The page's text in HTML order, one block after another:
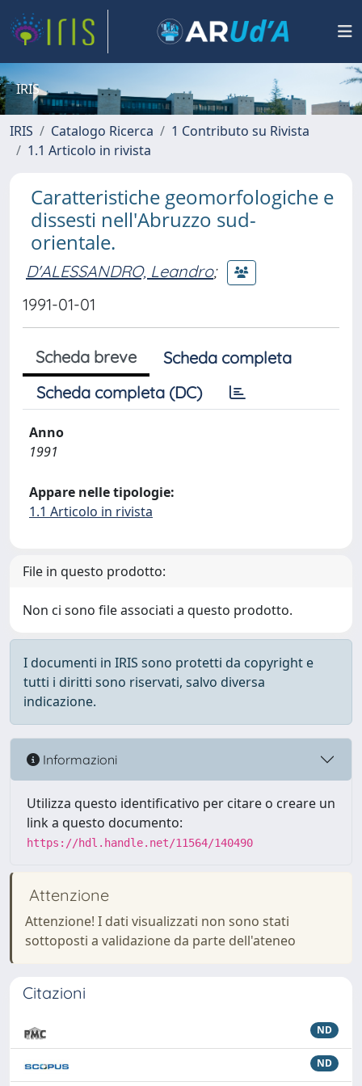
IRIS
IRIS Catalogo Ricerca
1 Contributo su Rivista
1.1 Articolo in rivista
Caratteristiche geomorfologiche e
dissesti nell'Abruzzo sud-
orientale.
D'ALESSANDRO, Leandro;
1991-01-01
Scheda breve
Scheda completa
Scheda completa (DC)
Anno
1991
Appare nelle tipologie:
1.1 Articolo in rivista
File in questo prodotto:
Non ci sono file associati a questo prodotto.
I documenti in IRIS sono protetti da copyright e
tutti i diritti sono riservati, salvo diversa
indicazione.
Informazioni
Utilizza questo identificativo per citare o creare un
link a questo documento:
https://hdl.handle.net/11564/140490
Attenzione
Attenzione! I dati visualizzati non sono stati
sottoposti a validazione da parte dell'ateneo
Citazioni
ND
ND